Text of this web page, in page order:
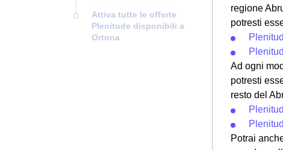
Attiva tutte le offerte
Plenitude disponibili a
Ortona
regione
potresti
Ad ogni
potresti
resto del
Potrai